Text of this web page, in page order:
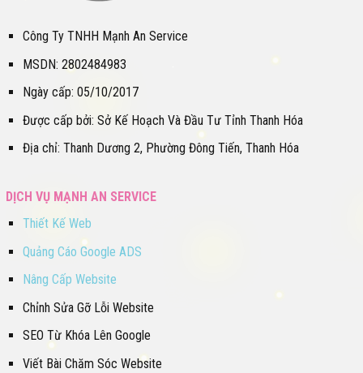
Công Ty TNHH Mạnh An Service
MSDN: 2802484983
Ngày cấp: 05/10/2017
Được cấp bởi: Sở Kế Hoạch Và Đầu Tư Tỉnh Thanh Hóa
Địa chỉ: Thanh Dương 2, Phường Đông Tiến, Thanh Hóa
DỊCH VỤ MẠNH AN SERVICE
Thiết Kế Web
Quảng Cáo Google ADS
Nâng Cấp Website
Chỉnh Sửa Gỡ Lỗi Website
SEO Từ Khóa Lên Google
Viết Bài Chăm Sóc Website